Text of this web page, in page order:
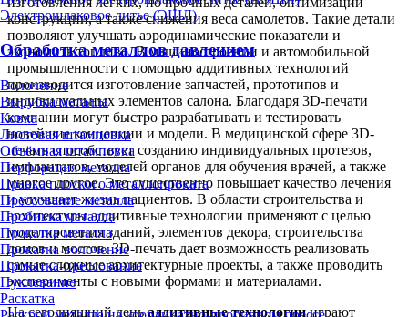
Электрошлаковое литье (ЭШЛ)
Обработка металлов давлением
Волочение
Вырубка металла
Ковка
Листовая штамповка
Объёмная штамповка
Перфорация металла
Правка плоского металлопроката
Прессование металла
Пробивка металла
Прокатка металла
Прокатка-волочение
Прокатка-прессование
Пуклевание
Раскатка
конструкции, а также снижения веса самолетов. Такие детали
позволяют улучшать аэродинамические показатели и
экономить топливо. В машиностроении и автомобильной
промышленности с помощью аддитивных технологий
производится изготовление запчастей, прототипов и
индивидуальных элементов салона. Благодаря 3D-печати
компании могут быстро разрабатывать и тестировать
новейшие концепции и модели. В медицинской сфере 3D-
печать способствует созданию индивидуальных протезов,
имплантатов, моделей органов для обучения врачей, а также
многое другое. Это существенно повышает качество лечения
и улучшает жизнь пациентов. В области строительства и
архитектуры аддитивные технологии применяют с целью
моделирования зданий, элементов декора, строительства
домов и мостов. 3D-печать дает возможность реализовать
самые сложные архитектурные проекты, а также проводить
эксперименты с новыми формами и материалами.
На сегодняшний деньаддитивные технологиииграют